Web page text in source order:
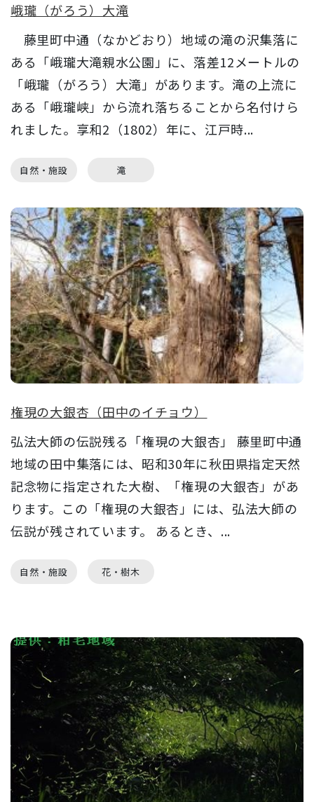
峨瓏（がろう）大滝
藤里町中通（なかどおり）地域の滝の沢集落に
ある「峨瓏大滝親水公園」に、落差12メートルの
「峨瓏（がろう）大滝」があります。滝の上流に
ある「峨瓏峡」から流れ落ちることから名付けら
れました。享和2（1802）年に、江戸時...
自然・施設 滝
権現の大銀杏（田中のイチョウ）
弘法大師の伝説残る「権現の大銀杏」 藤里町中通
地域の田中集落には、昭和30年に秋田県指定天然
記念物に指定された大樹、「権現の大銀杏」があ
ります。この「権現の大銀杏」には、弘法大師の
伝説が残されています。 あるとき、...
自然・施設 花・樹木